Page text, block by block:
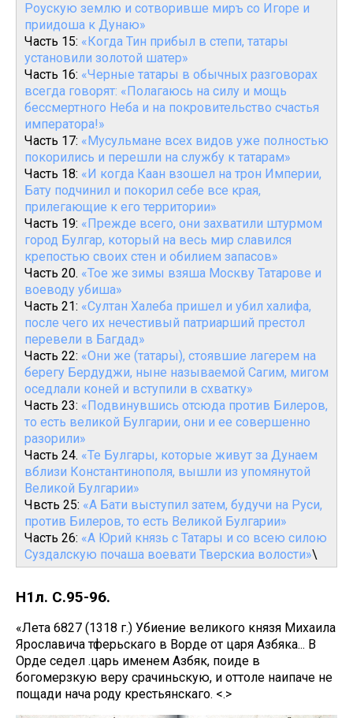
Роускую землю и сотворивше миръ со Игоре и
приидоша к Дунаю»
Часть 15: «Когда Тин прибыл в степи, татары
установили золотой шатер»
Часть 16: «Черные татары в обычных разговорах
всегда говорят: «Полагаюсь на силу и мощь
бессмертного Неба и на покровительство счастья
императора!»
Часть 17: «Мусульмане всех видов уже полностью
покорились и перешли на службу к татарам»
Часть 18: «И когда Каан взошел на трон Империи,
Бату подчинил и покорил себе все края,
прилегающие к его территории»
Часть 19: «Прежде всего, они захватили штурмом
город Булгар, который на весь мир славился
крепостью своих стен и обилием запасов»
Часть 20. «Тое же зимы взяша Москву Татарове и
воеводу убиша»
Часть 21: «Султан Халеба пришел и убил халифа,
после чего их нечестивый патриарший престол
перевели в Багдад»
Часть 22: «Они же (татары), стоявшие лагерем на
берегу Бердуджи, ныне называемой Сагим, мигом
оседлали коней и вступили в схватку»
Часть 23: «Подвинувшись отсюда против Билеров,
то есть великой Булгарии, они и ее совершенно
разорили»
Часть 24. «Те Булгары, которые живут за Дунаем
вблизи Константинополя, вышли из упомянутой
Великой Булгарии»
Чвсть 25: «А Бати выступил затем, будучи на Руси,
против Билеров, то есть Великой Булгарии»
Часть 26: «А Юрий князь с Татары и со всею силою
Суздалскую почаша воевати Тверскиа волости»\
Н1л. С.95-96.
«Лета 6827 (1318 г.) Убиение великого князя Михаила
Ярославича тферьскаго в Ворде от царя Азбяка... В
Орде седел .царь именем Азбяк, поиде в
богомерзкую веру срачиньскую, и оттоле наипаче не
пощади нача роду крестьянскаго. <.>